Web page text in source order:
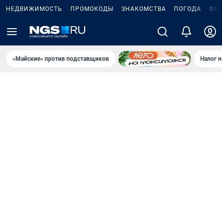
НЕДВИЖИМОСТЬ ПРОМОКОДЫ ЗНАКОМСТВА ПОГОДА
«Майские» против подставщиков Налог